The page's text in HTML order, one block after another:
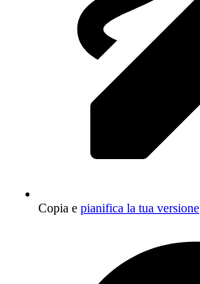
Copia e pianifica la tua versione